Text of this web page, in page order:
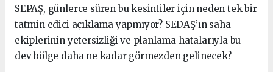
SEPAŞ, günlerce süren bu kesintiler için neden tek bir
tatmin edici açıklama yapmıyor? SEDAŞ’ın saha
ekiplerinin yetersizliği ve planlama hatalarıyla bu
dev bölge daha ne kadar görmezden gelinecek?